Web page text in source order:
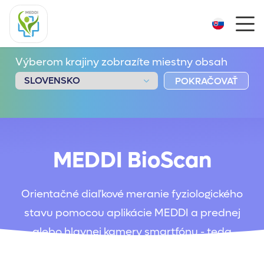
Výberom krajiny zobrazíte miestny obsah
POKRAČOVAŤ
MEDDI BioScan
Orientačné diaľkové meranie fyziologického
stavu pomocou aplikácie MEDDI a prednej
alebo hlavnej kamery smartfónu - teda